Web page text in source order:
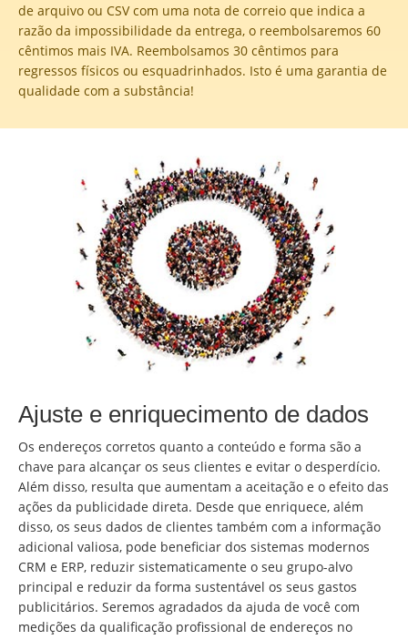
de arquivo ou CSV com uma nota de correio que indica a
razão da impossibilidade da entrega, o reembolsaremos 60
cêntimos mais IVA. Reembolsamos 30 cêntimos para
regressos físicos ou esquadrinhados. Isto é uma garantia de
qualidade com a substância!
Ajuste e enriquecimento de dados
Os endereços corretos quanto a conteúdo e forma são a
chave para alcançar os seus clientes e evitar o desperdício.
Além disso, resulta que aumentam a aceitação e o efeito das
ações da publicidade direta. Desde que enriquece, além
disso, os seus dados de clientes também com a informação
adicional valiosa, pode beneficiar dos sistemas modernos
CRM e ERP, reduzir sistematicamente o seu grupo-alvo
principal e reduzir da forma sustentável os seus gastos
publicitários. Seremos agradados da ajuda de você com
medições da qualificação profissional de endereços no